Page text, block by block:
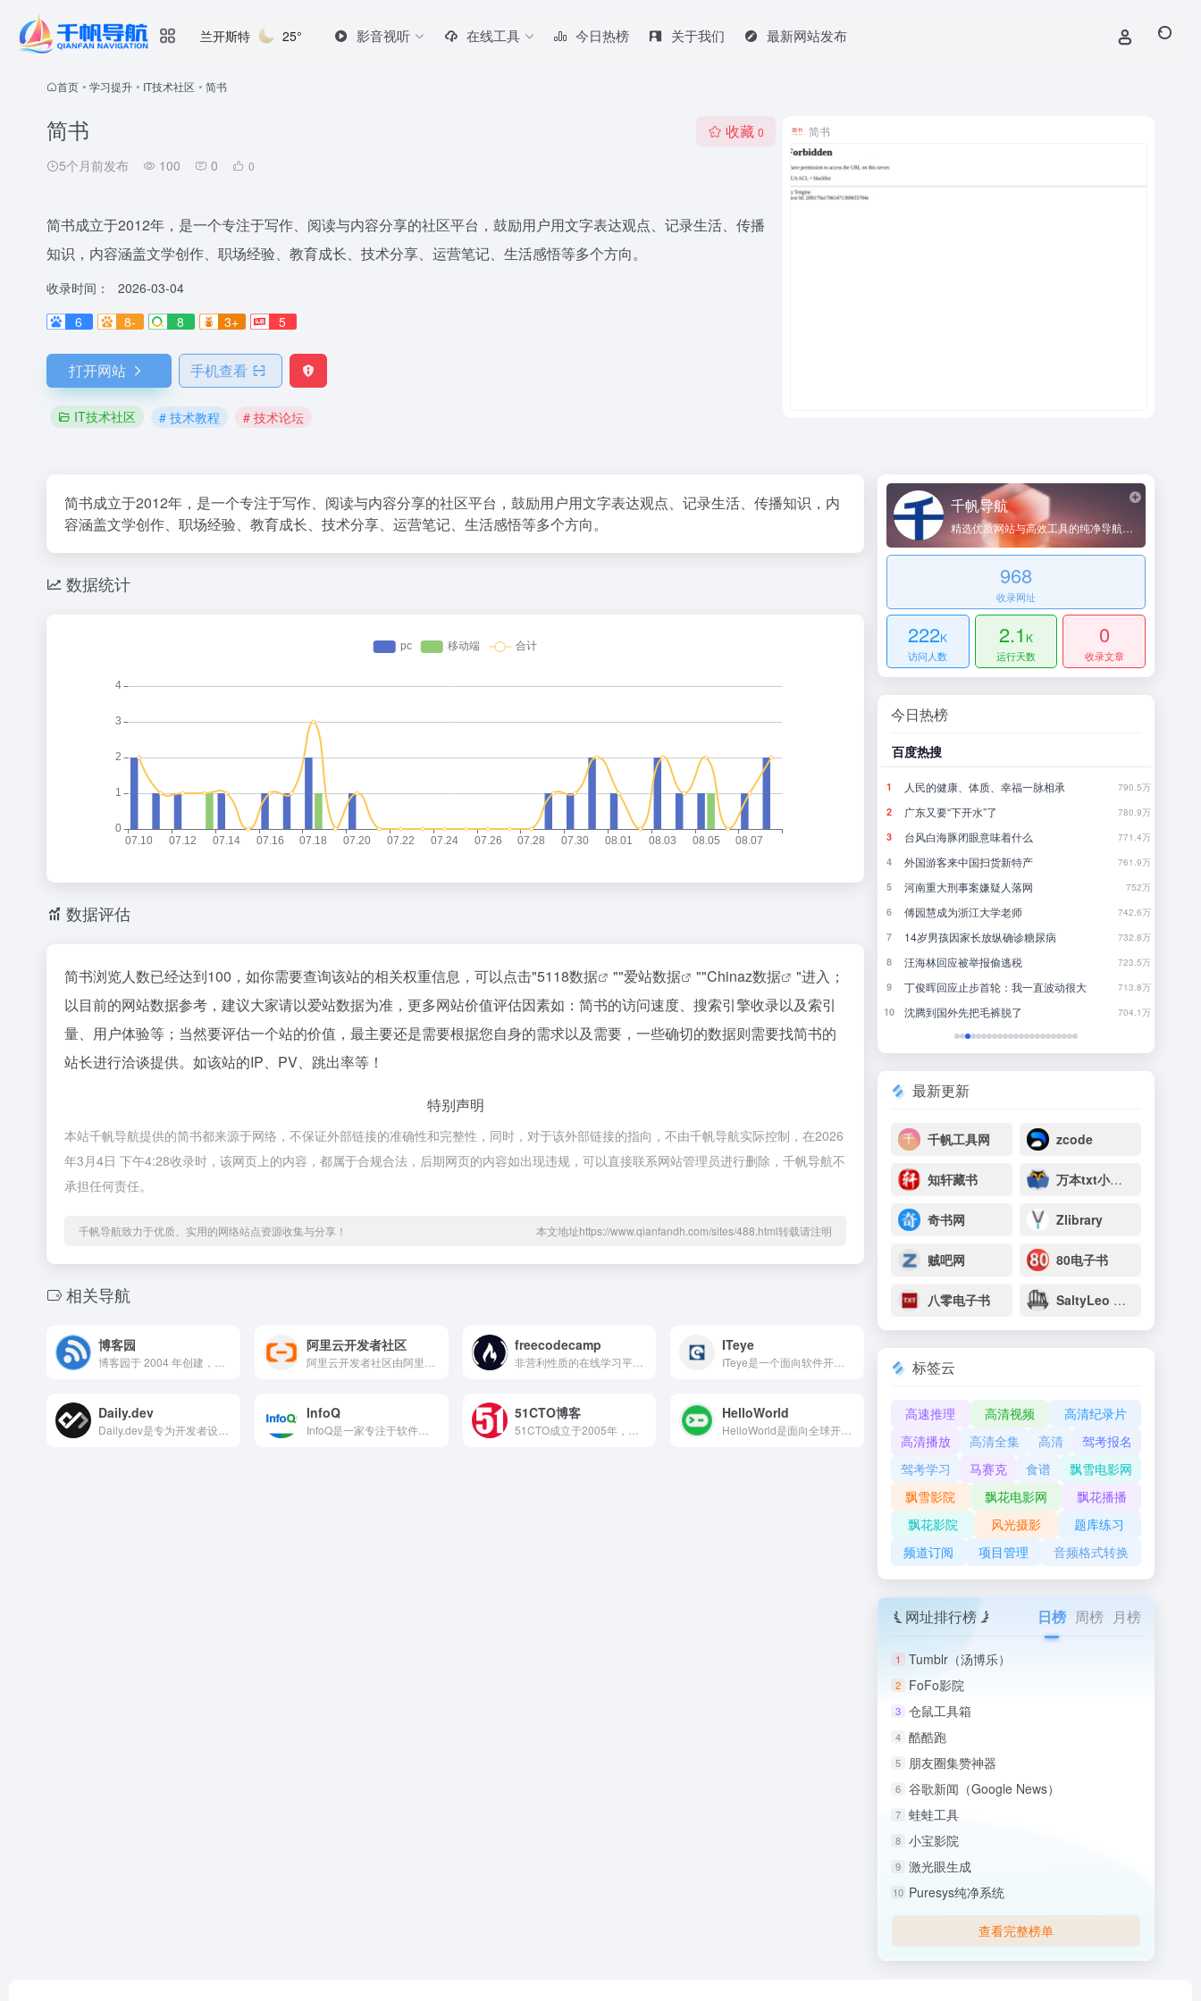
兰开斯特 25° 影音视听 在线工具 今日热榜 关于我们 最新网站发布
首页 • 学习提升 • IT技术社区 • 简书
简书
5个月前发布 100 0 0
收藏 0
简书成立于2012年，是一个专注于写作、阅读与内容分享的社区平台，鼓励用户用文字表达观点、记录生活、传播
知识，内容涵盖文学创作、职场经验、教育成长、技术分享、运营笔记、生活感悟等多个方向。
收录时间：
2026-03-04
6
8- 8 3+ 5
打开网站 手机查看
IT技术社区 # 技术教程 # 技术论坛
简书
简书成立于2012年，是一个专注于写作、阅读与内容分享的社区平台，鼓励用户用文字表达观点、记录生活、传播知识，内
容涵盖文学创作、职场经验、教育成长、技术分享、运营笔记、生活感悟等多个方向。
数据统计
数据评估
简书浏览人数已经达到100，如你需要查询该站的相关权重信息，可以点击"5118数据 ""爱站数据 ""Chinaz数据
"进入；
以目前的网站数据参考，建议大家请以爱站数据为准，更多网站价值评估因素如：简书的访问速度、搜索引擎收录以及索引
量、用户体验等；当然要评估一个站的价值，最主要还是需要根据您自身的需求以及需要，一些确切的数据则需要找简书的
站长进行洽谈提供。如该站的IP、PV、跳出率等！
特别声明
本站千帆导航提供的简书都来源于网络，不保证外部链接的准确性和完整性，同时，对于该外部链接的指向，不由千帆导航实际控制，在2026
年3月4日 下午4:28收录时，该网页上的内容，都属于合规合法，后期网页的内容如出现违规，可以直接联系网站管理员进行删除，千帆导航不
承担任何责任。
千帆导航致力于优质、实用的网络站点资源收集与分享！ 本文地址https://www.qianfandh.com/sites/488.html转载请注明
相关导航
博客园 阿里云开发者社区 freecodecamp
非营利性质的在线学习平台，主要提供免费的编程与软件开发相关课程
ITeye
Daily.dev InfoQ
InfoQ是一家专注于软件开发领域的国际化技术社区，2006年创立于美国，拥有英文、中文、日文等多语言版本，以推动软件开发领域知识与创新的传播为使命，提供系统的技术文章、访谈、演讲视频、电子书及会议内容。
51CTO博客 HelloWorld
千帆导航
精选优质网站与高效工具的纯净导航平台
968
收录网址
222K
访问人数
2.1 K
运行天数
0
收录文章
今日热榜
Cursor，即将彻底消失？ 22
5 黄仁勋一刀下去，砍碎了全球内存股，唯独长鑫幸免于难 14
9 天才，对AI发展到底有多重要？ 12
10 DeepSeek大涨价，Token价格战终于要结束了？
百度热搜
1 人民的健康、体质、幸福一脉相承
广东又要“下开水”了
3 台风白海豚闭眼意味着什么
5 河南重大刑事案嫌疑人落网 752万
丁俊晖回应止步首轮：我一直波动很大
10 沈腾到国外先把毛裤脱了
哔哩哔哩
1 发烧梗 177.4万
2 聪明猫在一起久了也会有一些共同点…… 324.2万
3 《死》死亡是什么？ 258.4万
4 犯罪高手 303.6万
5 《原神》奥黛塔角色PV——「柔雪的幻象」 200.5万
6 欢迎来到研究生的世界 839.8万
7 不要“做”挑战？（第二十一期） 214.5万
8 当和你一起玩的那个兄弟延迟过高： 629.6万
9 164.9万
10 青春没有售价！面包车？ 直达拉萨！！ 194.1万
最新更新
千帆工具网 zcode
知轩藏书 万本txt小说下载网
奇书网 Zlibrary
贼吧网 80电子书
八零电子书 SaltyLeo 的书架
标签云
高速推理 高清视频
高清纪录片
高清播放
高清全集 高清
驾考报名
驾考学习
马赛克 食谱
飘雪电影网
飘雪影院
飘花电影网
飘花播播
飘花影院
风光摄影
题库练习
频道订阅
项目管理 音频格式转换
网址排行榜 日榜 周榜 月榜
1 Tumblr（汤博乐）
2 FoFo影院
3 仓鼠工具箱
4 酷酷跑
5 朋友圈集赞神器
6 谷歌新闻（Google News）
7 蛙蛙工具
8 小宝影院
9 激光眼生成
10 Puresys纯净系统
查看完整榜单